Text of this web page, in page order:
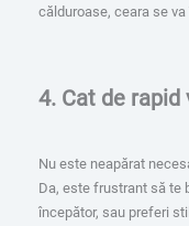
călduroase, ceara se
4. Cat de rapid
Nu este neapărat
Da, este frustrant să te
începător, sau preferi